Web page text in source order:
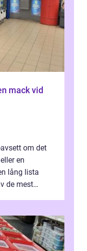
om det
en
lång lista
de mest